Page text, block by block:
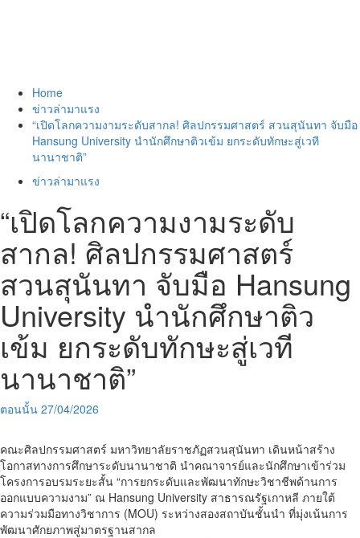
Home
ข่าวล่ามาแรง
“เปิดโลกความงามระดับสากล! ศิลปกรรมศาสตร์ สวนสุนันทา จับมือ
Hansung University นำนักศึกษาติวเข้ม ยกระดับทักษะสู่เวที
นานาชาติ”
ข่าวล่ามาแรง
“เปิดโลกความงามระดับ
สากล! ศิลปกรรมศาสตร์
สวนสุนันทา จับมือ Hansung
University นำนักศึกษาติว
เข้ม ยกระดับทักษะสู่เวที
นานาชาติ”
ตอนนั้น 27/04/2026
คณะศิลปกรรมศาสตร์ มหาวิทยาลัยราชภัฏสวนสุนันทา เดินหน้าสร้าง
โอกาสทางการศึกษาระดับนานาชาติ นำคณาจารย์และนักศึกษาเข้าร่วม
โครงการอบรมระยะสั้น “การยกระดับและพัฒนาทักษะวิชาชีพด้านการ
ออกแบบความงาม” ณ Hansung University สาธารณรัฐเกาหลี ภายใต้
ความร่วมมือทางวิชาการ (MOU) ระหว่างสองสถาบันชั้นนำ ที่มุ่งเน้นการ
พัฒนาศักยภาพสู่มาตรฐานสากล